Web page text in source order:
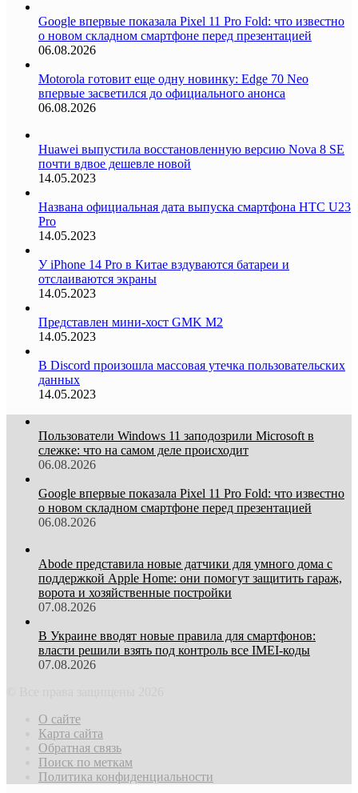
Google впервые показала Pixel 11 Pro Fold: что известно
о новом складном смартфоне перед презентацией
06.08.2026
Motorola готовит еще одну новинку: Edge 70 Neo
впервые засветился до официального анонса
06.08.2026
Huawei выпустила восстановленную версию Nova 8 SE
почти вдвое дешевле новой
14.05.2023
Названа официальная дата выпуска смартфона HTC U23
Pro
14.05.2023
У iPhone 14 Pro в Китае вздуваются батареи и
отслаиваются экраны
14.05.2023
Представлен мини-хост GMK M2
14.05.2023
В Discord произошла массовая утечка пользовательских
данных
14.05.2023
Пользователи Windows 11 заподозрили Microsoft в
слежке: что на самом деле происходит
06.08.2026
Google впервые показала Pixel 11 Pro Fold: что известно
о новом складном смартфоне перед презентацией
06.08.2026
Abode представила новые датчики для умного дома с
поддержкой Apple Home: они помогут защитить гараж,
ворота и хозяйственные постройки
07.08.2026
В Украине вводят новые правила для смартфонов:
власти решили взять под контроль все IMEI-коды
07.08.2026
О сайте
Карта сайта
Обратная связь
Поиск по меткам
Политика конфиденциальности